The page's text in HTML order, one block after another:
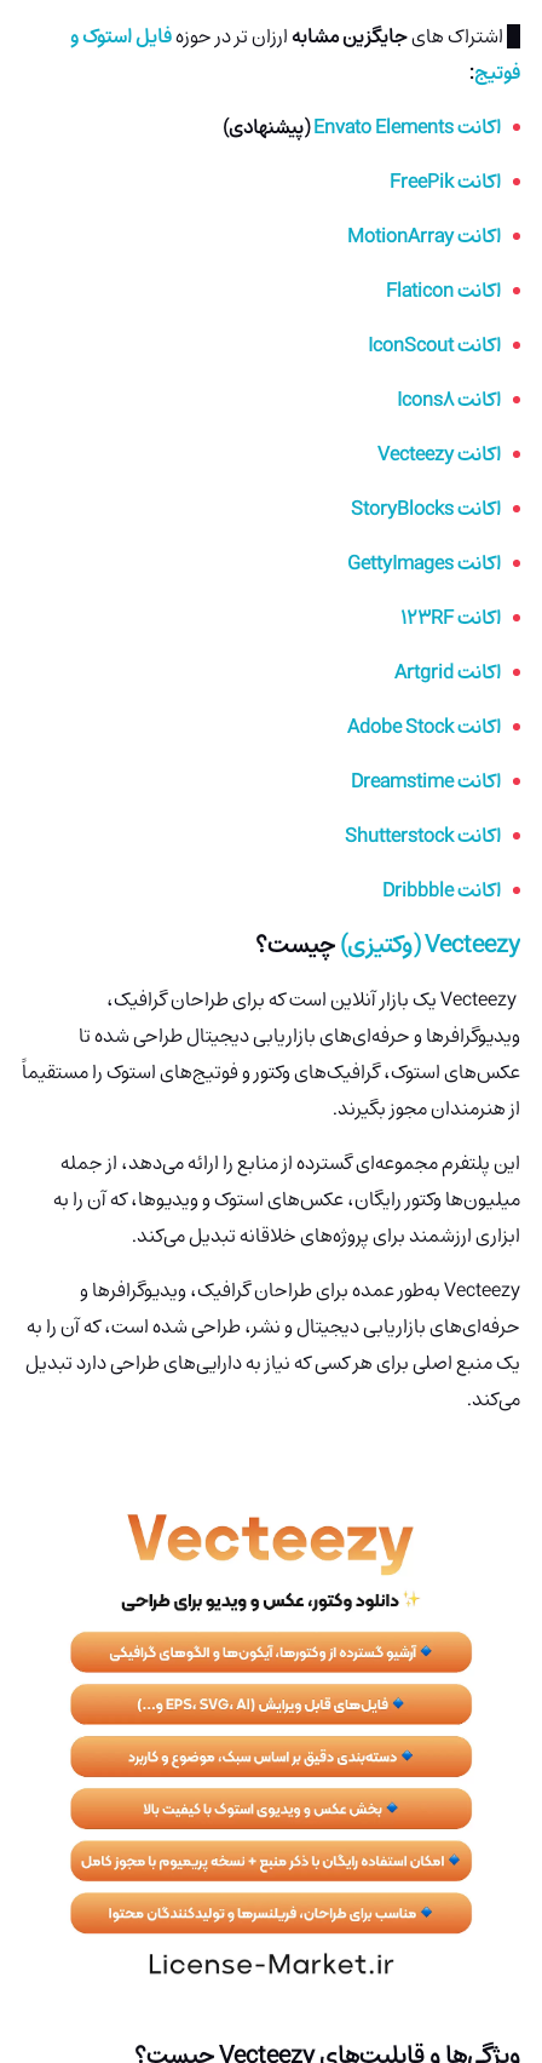
█ اشتراک هایجایگزین مشابهارزان تر در حوزهفایل استوک و
فوتیج:
اکانت Envato Elements
(پیشنهادی)
اکانت FreePik
اکانت MotionArray
اکانت Flaticon
اکانت IconScout
اکانت Icons8
اکانت Vecteezy
اکانت StoryBlocks
اکانت GettyImages
اکانت 123RF
اکانت Artgrid
اکانت Adobe Stock
اکانت Dreamstime
اکانت Shutterstock
اکانت Dribbble
Vecteezy (وکتیزی) چیست؟
یک بازار آنلاین است که برای طراحان گرافیک،
ویدیوگرافرها و حرفه‌ای‌های بازاریابی دیجیتال طراحی شده تا
عکس‌های استوک، گرافیک‌های وکتور و فوتیج‌های استوک را مستقیماً
از هنرمندان مجوز بگیرند.
این پلتفرم مجموعه‌ای گسترده از منابع را ارائه می‌دهد، از جمله
میلیون‌ها وکتور رایگان، عکس‌های استوک و ویدیوها، که آن را به
ابزاری ارزشمند برای پروژه‌های خلاقانه تبدیل می‌کند.
Vecteezyبه‌طور عمده برای طراحان گرافیک، ویدیوگرافرها و
حرفه‌ای‌های بازاریابی دیجیتال و نشر، طراحی شده است، که آن را به
یک منبع اصلی برای هر کسی که نیاز به دارایی‌های طراحی دارد تبدیل
می‌کند.